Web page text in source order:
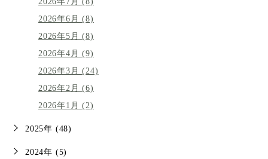
2026年6月 (8)
2026年5月 (8)
2026年4月 (9)
2026年3月 (24)
2026年2月 (6)
2026年1月 (2)
2025年 (48)
2024年 (5)